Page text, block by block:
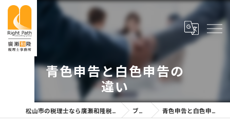
青色申告と白色申告の
違い
松山市の税理士なら廣瀬和隆税理士事務所 ブログ 青色申告と白色申告の違い